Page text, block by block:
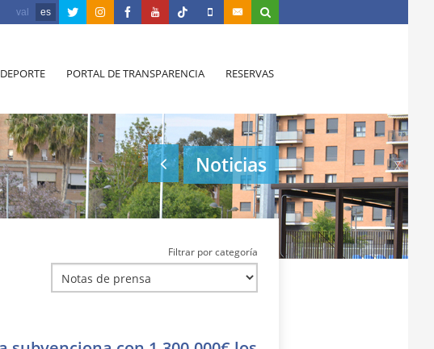
val es
PORTAL DE TRANSPARENCIA RESERVAS
Noticias
Filtrar por categoría